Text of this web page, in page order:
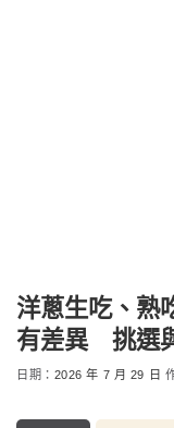
洋蔥生吃、熟
有差異 挑選
日期： 2026 年 7 月 29 日